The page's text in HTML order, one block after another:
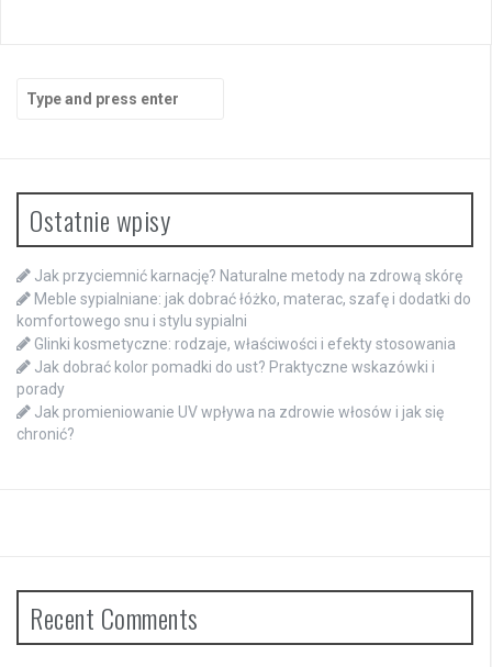
for:
Ostatnie wpisy
Jak przyciemnić karnację? Naturalne metody na zdrową skórę
Meble sypialniane: jak dobrać łóżko, materac, szafę i dodatki do
komfortowego snu i stylu sypialni
Glinki kosmetyczne: rodzaje, właściwości i efekty stosowania
Jak dobrać kolor pomadki do ust? Praktyczne wskazówki i
porady
Jak promieniowanie UV wpływa na zdrowie włosów i jak się
chronić?
Recent Comments